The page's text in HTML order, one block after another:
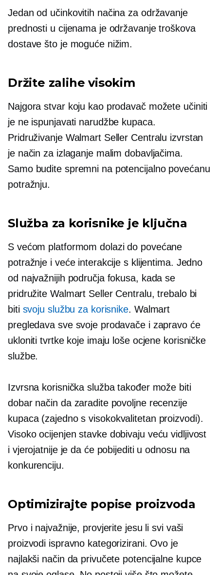
Jedan od učinkovitih načina za održavanje
prednosti u cijenama je održavanje troškova
dostave što je moguće nižim.
Držite zalihe visokim
Najgora stvar koju kao prodavač možete učiniti
je ne ispunjavati narudžbe kupaca.
Pridruživanje Walmart Seller Centralu izvrstan
je način za izlaganje malim dobavljačima.
Samo budite spremni na potencijalno povećanu
potražnju.
Služba za korisnike je ključna
S većom platformom dolazi do povećane
potražnje i veće interakcije s klijentima. Jedno
od najvažnijih područja fokusa, kada se
pridružite Walmart Seller Centralu, trebalo bi
biti svoju službu za korisnike. Walmart
pregledava sve svoje prodavače i zapravo će
ukloniti tvrtke koje imaju loše ocjene korisničke
službe.
Izvrsna korisnička služba također može biti
dobar način da zaradite povoljne recenzije
kupaca (zajedno svisokokvalitetan proizvodi).
Visoko ocijenjen stavke dobivaju veću vidljivost
i vjerojatnije je da će pobijediti u odnosu na
konkurenciju.
Optimizirajte popise proizvoda
Prvo i najvažnije, provjerite jesu li svi vaši
proizvodi ispravno kategorizirani. Ovo je
najlakši način da privučete potencijalne kupce